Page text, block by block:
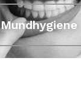
Mundhygiene